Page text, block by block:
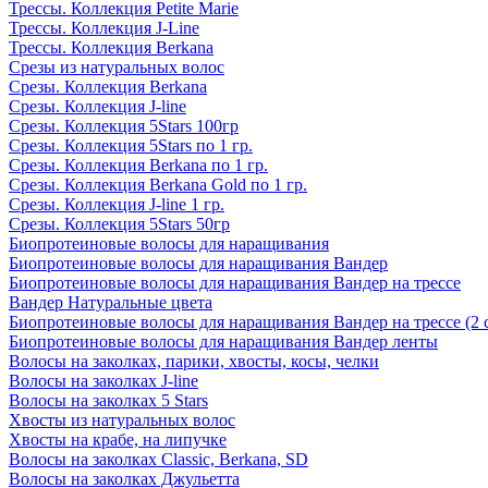
Трессы. Коллекция Petite Marie
Трессы. Коллекция J-Line
Трессы. Коллекция Berkana
Срезы из натуральных волос
Срезы. Коллекция Berkana
Срезы. Коллекция J-line
Срезы. Коллекция 5Stars 100гр
Срезы. Коллекция 5Stars по 1 гр.
Срезы. Коллекция Berkana по 1 гр.
Срезы. Коллекция Berkana Gold по 1 гр.
Срезы. Коллекция J-line 1 гр.
Срезы. Коллекция 5Stars 50гр
Биопротеиновые волосы для наращивания
Биопротеиновые волосы для наращивания Вандер
Биопротеиновые волосы для наращивания Вандер на трессе
Вандер Натуральные цвета
Биопротеиновые волосы для наращивания Вандер на трессе (2
Биопротеиновые волосы для наращивания Вандер ленты
Волосы на заколках, парики, хвосты, косы, челки
Волосы на заколках J-line
Волосы на заколках 5 Stars
Хвосты из натуральных волос
Хвосты на крабе, на липучке
Волосы на заколках Classic, Berkana, SD
Волосы на заколках Джульетта